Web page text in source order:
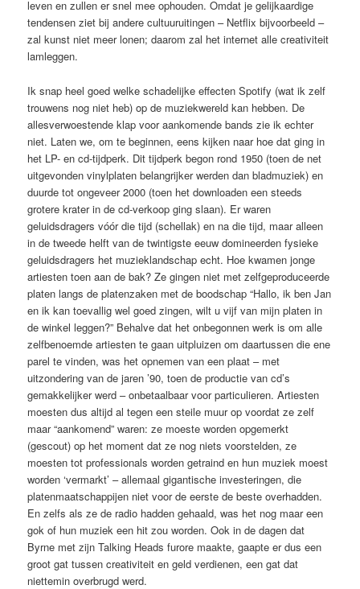
leven en zullen er snel mee ophouden. Omdat je gelijkaardige
tendensen ziet bij andere cultuuruitingen – Netflix bijvoorbeeld –
zal kunst niet meer lonen; daarom zal het internet alle creativiteit
lamleggen.
Ik snap heel goed welke schadelijke effecten Spotify (wat ik zelf
trouwens nog niet heb) op de muziekwereld kan hebben. De
allesverwoestende klap voor aankomende bands zie ik echter
niet. Laten we, om te beginnen, eens kijken naar hoe dat ging in
het LP- en cd-tijdperk. Dit tijdperk begon rond 1950 (toen de net
uitgevonden vinylplaten belangrijker werden dan bladmuziek) en
duurde tot ongeveer 2000 (toen het downloaden een steeds
grotere krater in de cd-verkoop ging slaan). Er waren
geluidsdragers vóór die tijd (schellak) en na die tijd, maar alleen
in de tweede helft van de twintigste eeuw domineerden fysieke
geluidsdragers het muzieklandschap echt. Hoe kwamen jonge
artiesten toen aan de bak? Ze gingen niet met zelfgeproduceerde
platen langs de platenzaken met de boodschap “Hallo, ik ben Jan
en ik kan toevallig wel goed zingen, wilt u vijf van mijn platen in
de winkel leggen?” Behalve dat het onbegonnen werk is om alle
zelfbenoemde artiesten te gaan uitpluizen om daartussen die ene
parel te vinden, was het opnemen van een plaat – met
uitzondering van de jaren ’90, toen de productie van cd’s
gemakkelijker werd – onbetaalbaar voor particulieren. Artiesten
moesten dus altijd al tegen een steile muur op voordat ze zelf
maar “aankomend” waren: ze moeste worden opgemerkt
(gescout) op het moment dat ze nog niets voorstelden, ze
moesten tot professionals worden getraind en hun muziek moest
worden ‘vermarkt’ – allemaal gigantische investeringen, die
platenmaatschappijen niet voor de eerste de beste overhadden.
En zelfs als ze de radio hadden gehaald, was het nog maar een
gok of hun muziek een hit zou worden. Ook in de dagen dat
Byrne met zijn Talking Heads furore maakte, gaapte er dus een
groot gat tussen creativiteit en geld verdienen, een gat dat
niettemin overbrugd werd.